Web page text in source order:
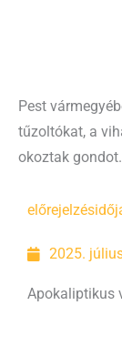
Pest
tűzoltókat, a
okoztak gondot.
előrejelzés
2025.
Apokaliptikus